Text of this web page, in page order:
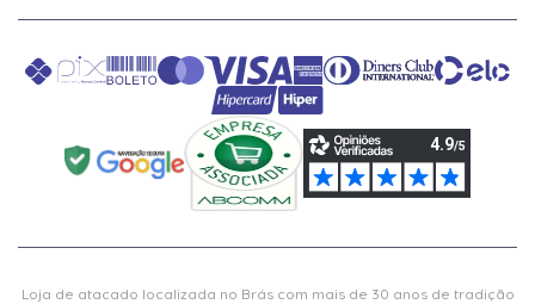
Loja de atacado localizada no Brás com mais de 30 anos de tradição